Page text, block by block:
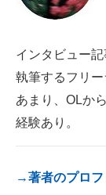
エレクトロニ
電子設計の基
エネルギーの専
インタビュー
執筆するフリ
あまり、OLか
経験あり。
→著者のプロフ